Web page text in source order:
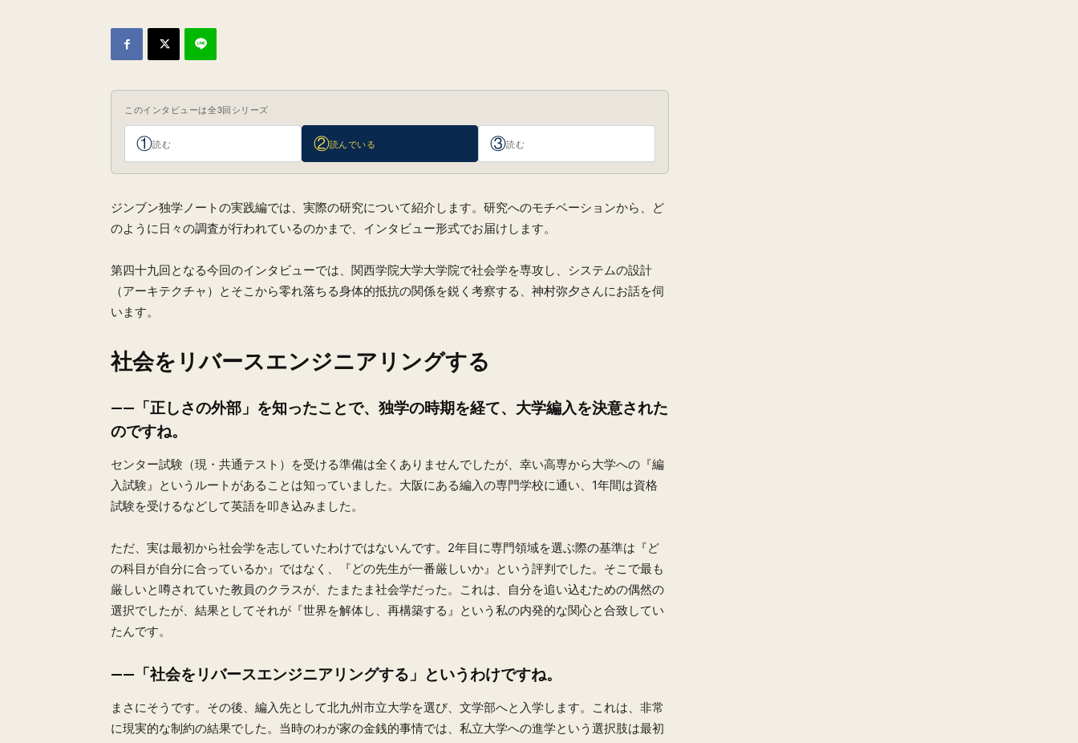
このインタビューは全3回シリーズ
①読む ②読んでいる ③読む
ジンブン独学ノートの実践編では、実際の研究について紹介します。研究へのモチベーションから、ど
のように日々の調査が行われているのかまで、インタビュー形式でお届けします。
第四十九回となる今回のインタビューでは、関西学院大学大学院で社会学を専攻し、システムの設計
（アーキテクチャ）とそこから零れ落ちる身体的抵抗の関係を鋭く考察する、神村弥夕さんにお話を伺
います。
社会をリバースエンジニアリングする
——「正しさの外部」を知ったことで、独学の時期を経て、大学編入を決意された
のですね。
センター試験（現・共通テスト）を受ける準備は全くありませんでしたが、幸い高専から大学への『編
入試験』というルートがあることは知っていました。大阪にある編入の専門学校に通い、1年間は資格
試験を受けるなどして英語を叩き込みました。
ただ、実は最初から社会学を志していたわけではないんです。2年目に専門領域を選ぶ際の基準は『ど
の科目が自分に合っているか』ではなく、『どの先生が一番厳しいか』という評判でした。そこで最も
厳しいと噂されていた教員のクラスが、たまたま社会学だった。これは、自分を追い込むための偶然の
選択でしたが、結果としてそれが『世界を解体し、再構築する』という私の内発的な関心と合致してい
たんです。
——「社会をリバースエンジニアリングする」というわけですね。
まさにそうです。その後、編入先として北九州市立大学を選び、文学部へと入学します。これは、非常
に現実的な制約の結果でした。当時のわが家の金銭的事情では、私立大学への進学という選択肢は最初